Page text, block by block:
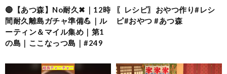
🔴【あつ森】No耐久✖｜12時
間耐久離島ガチャ準備💪｜ル
ーティン＆マイル集め｜第1
の島｜ここなっつ島｜#249
〖レシピ〗おやつ作り#レシ
ピ#おやつ #あつ森